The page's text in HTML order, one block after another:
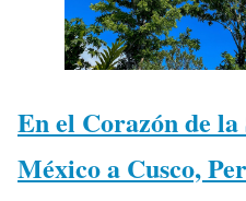
En el Corazón de
México a Cusco,